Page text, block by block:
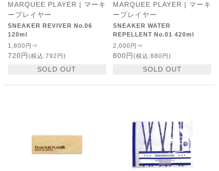
MARQUEE PLAYER | マーキ
ープレイヤー
SNEAKER REVIVER No.06
120ml
1,800円⇒
720円 (税込:792円)
SOLD OUT
MARQUEE PLAYER | マーキ
ープレイヤー
SNEAKER WATER
REPELLENT No.01 420ml
2,000円⇒
800円 (税込:880円)
SOLD OUT